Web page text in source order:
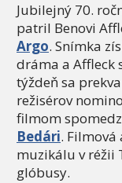
Jubilejný 70.
patril Benovi
Argo. Snímka
dráma a Affleck
týždeň sa
režisérov
filmom
Bedári. Filmová
muzikálu v réžii
glóbusy.